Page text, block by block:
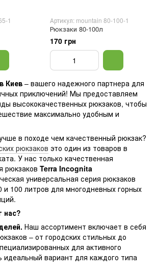
1 Артикул: mountain 80-100-1
Рюкзаки 80-100л
170 грн
Киев – вашего надежного партнера для
приключений! Мы предоставляем
высококачественных рюкзаков, чтобы
максимально удобным и
в походе чем качественный рюкзак?
рюкзаков это один из товаров в
У нас только качественная
рюкзаков Terra Incognita
универсальная серия рюкзаков
100 литров для многодневных горных
нас?
Наш ассортимент включает в себя
– от городских стильных до
для активного
идеальный вариант для каждого типа